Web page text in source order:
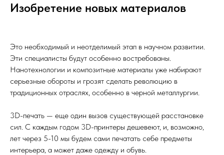
Изобретение новых материалов
Это необходимый и неотделимый этап в научном развитии.
Эти специалисты будут особенно востребованы.
Нанотехнологии и композитные материалы уже набирают
серьезные обороты и грозят сделать революцию в
традиционных отраслях, особенно в черной металлургии.
3D-печать — еще один вызов существующей расстановке
сил. С каждым годом 3D-принтеры дешевеют, и, возможно,
лет через 5-10 мы будем сами печатать себе предметы
интерьера, а может даже одежду и обувь.